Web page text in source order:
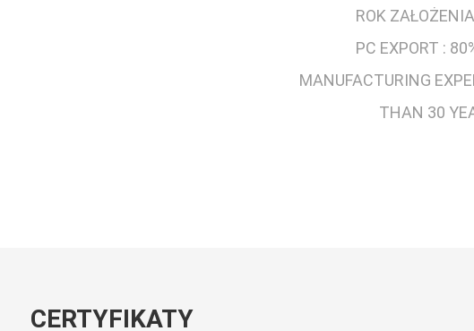
ROK
PC EXPORT :
MANUFACTURING
THAN 30
CERTYFIKATY